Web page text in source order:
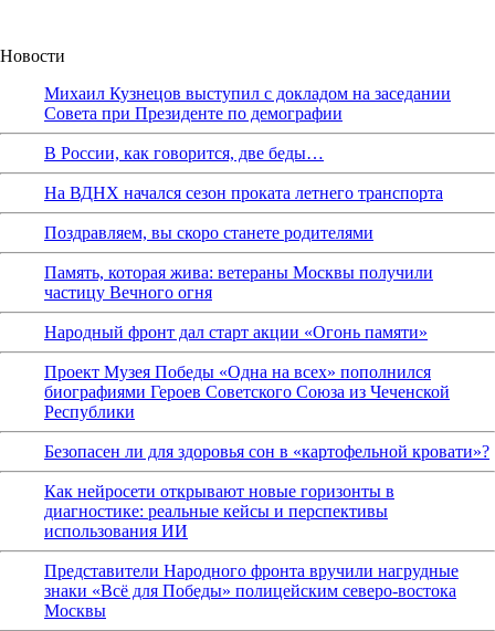
Новости
Михаил Кузнецов выступил с докладом на заседании
Совета при Президенте по демографии
В России, как говорится, две беды…
На ВДНХ начался сезон проката летнего транспорта
Поздравляем, вы скоро станете родителями
Память, которая жива: ветераны Москвы получили
частицу Вечного огня
Народный фронт дал старт акции «Огонь памяти»
Проект Музея Победы «Одна на всех» пополнился
биографиями Героев Советского Союза из Чеченской
Республики
Безопасен ли для здоровья сон в «картофельной кровати»?
Как нейросети открывают новые горизонты в
диагностике: реальные кейсы и перспективы
использования ИИ
Представители Народного фронта вручили нагрудные
знаки «Всё для Победы» полицейским северо-востока
Москвы